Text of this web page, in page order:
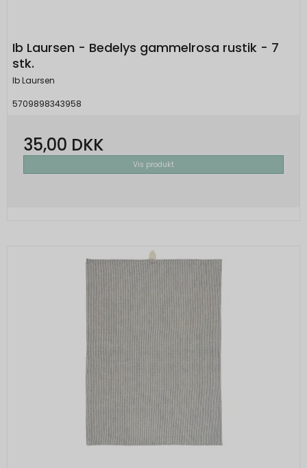
Ib Laursen - Bedelys gammelrosa rustik - 7
stk.
Ib Laursen
5709898343958
35,00 DKK
Vis produkt